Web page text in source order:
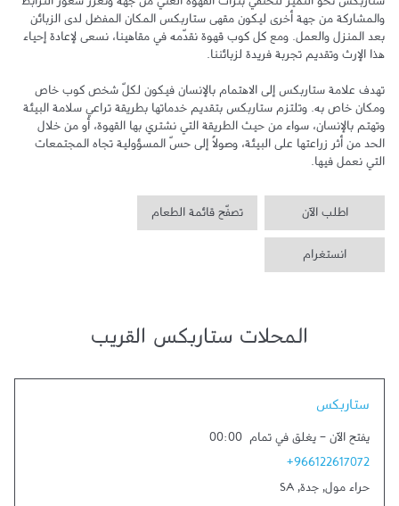
التي نعمل فيها.
اطلب الآن تصفّح قائمة الطعام
انستغرام
المحلات ستاربكس القريب
ستاربكس
يفتح الآن - يغلق في تمام 00:00
+966122617072
حراء مول, جدة,
SA